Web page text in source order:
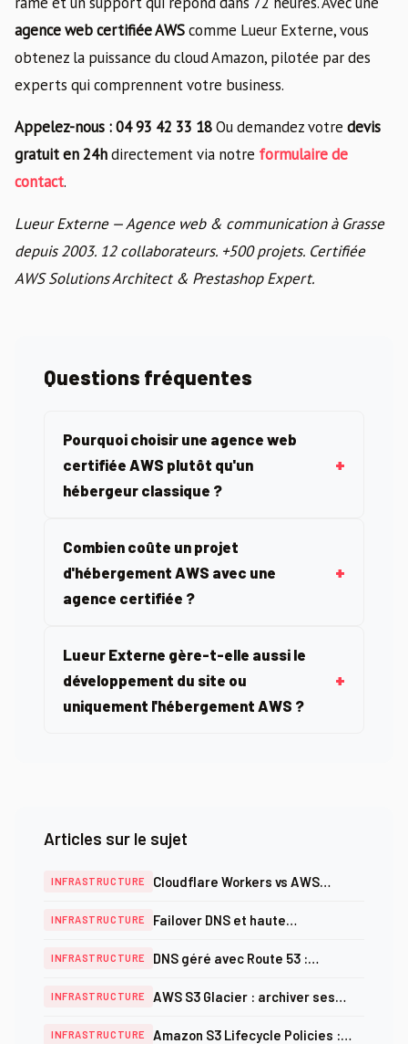
agence web certifiée AWScomme Lueur Externe, vous
obtenez la puissance du cloud Amazon, pilotée par des
experts qui comprennent votre business.
Appelez-nous : 04 93 42 33 18Ou demandez votre devis
gratuit en 24hdirectement via notre formulaire de
contact.
Lueur Externe — Agence web & communication à Grasse
depuis 2003. 12 collaborateurs. +500 projets. Certifiée
AWS Solutions Architect & Prestashop Expert.
Questions fréquentes
Pourquoi choisir une agence web
certifiée AWS plutôt qu'un
hébergeur classique ?
Combien coûte un projet
d'hébergement AWS avec une
agence certifiée ?
Lueur Externe gère-t-elle aussi le
développement du site ou
uniquement l'hébergement AWS ?
Articles sur le sujet
INFRASTRUCTURE
Cloudflare Workers vs AWS
edge computing choisir ?
INFRASTRUCTURE
Failover DNS et haute
sans interruption
INFRASTRUCTURE
DNS géré avec Route 53 :
pratiques PME
INFRASTRUCTURE
AWS S3 Glacier : archiver ses
INFRASTRUCTURE
Amazon S3 Lifecycle Policies :